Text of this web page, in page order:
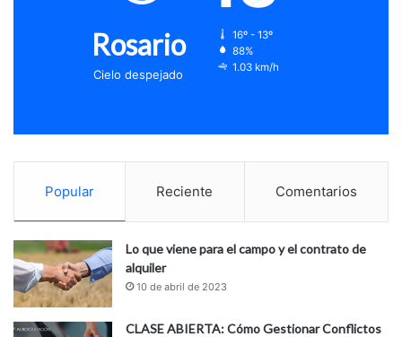
Rosario
Cielo despejado
16º - 13º
88%
1.03 km/h
Popular Reciente Comentarios
Lo que viene para el campo y el contrato de
alquiler
10 de abril de 2023
CLASE ABIERTA: Cómo Gestionar Conflictos